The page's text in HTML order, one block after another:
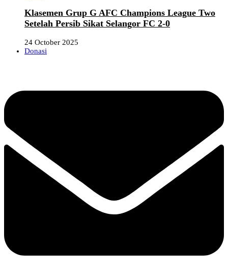
Klasemen Grup G AFC Champions League Two
Setelah Persib Sikat Selangor FC 2-0
24 October 2025
Donasi